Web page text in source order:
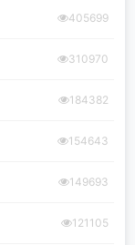
405699
310970
184382
154643
149693
121105